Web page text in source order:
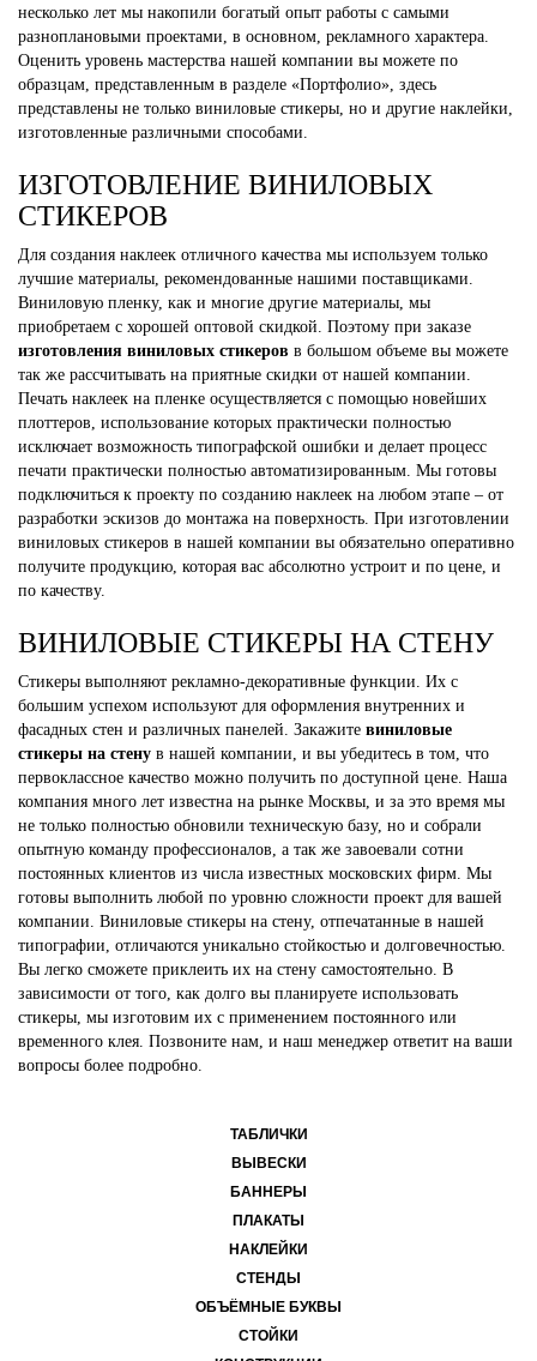
несколько лет мы накопили богатый опыт работы с самыми
разноплановыми проектами, в основном, рекламного характера.
Оценить уровень мастерства нашей компании вы можете по
образцам, представленным в разделе «Портфолио», здесь
представлены не только виниловые стикеры, но и другие наклейки,
изготовленные различными способами.
ИЗГОТОВЛЕНИЕ ВИНИЛОВЫХ
СТИКЕРОВ
Для создания наклеек отличного качества мы используем только
лучшие материалы, рекомендованные нашими поставщиками.
Виниловую пленку, как и многие другие материалы, мы
приобретаем с хорошей оптовой скидкой. Поэтому при заказе
изготовления виниловых стикеров в большом объеме вы можете
так же рассчитывать на приятные скидки от нашей компании.
Печать наклеек на пленке осуществляется с помощью новейших
плоттеров, использование которых практически полностью
исключает возможность типографской ошибки и делает процесс
печати практически полностью автоматизированным. Мы готовы
подключиться к проекту по созданию наклеек на любом этапе – от
разработки эскизов до монтажа на поверхность. При изготовлении
виниловых стикеров в нашей компании вы обязательно оперативно
получите продукцию, которая вас абсолютно устроит и по цене, и
по качеству.
ВИНИЛОВЫЕ СТИКЕРЫ НА СТЕНУ
Стикеры выполняют рекламно-декоративные функции. Их с
большим успехом используют для оформления внутренних и
фасадных стен и различных панелей. Закажите виниловые
стикеры на стену в нашей компании, и вы убедитесь в том, что
первоклассное качество можно получить по доступной цене. Наша
компания много лет известна на рынке Москвы, и за это время мы
не только полностью обновили техническую базу, но и собрали
опытную команду профессионалов, а так же завоевали сотни
постоянных клиентов из числа известных московских фирм. Мы
готовы выполнить любой по уровню сложности проект для вашей
компании. Виниловые стикеры на стену, отпечатанные в нашей
типографии, отличаются уникально стойкостью и долговечностью.
Вы легко сможете приклеить их на стену самостоятельно. В
зависимости от того, как долго вы планируете использовать
стикеры, мы изготовим их с применением постоянного или
временного клея. Позвоните нам, и наш менеджер ответит на ваши
вопросы более подробно.
ТАБЛИЧКИ
ВЫВЕСКИ
БАННЕРЫ
ПЛАКАТЫ
НАКЛЕЙКИ
СТЕНДЫ
ОБЪЁМНЫЕ БУКВЫ
СТОЙКИ